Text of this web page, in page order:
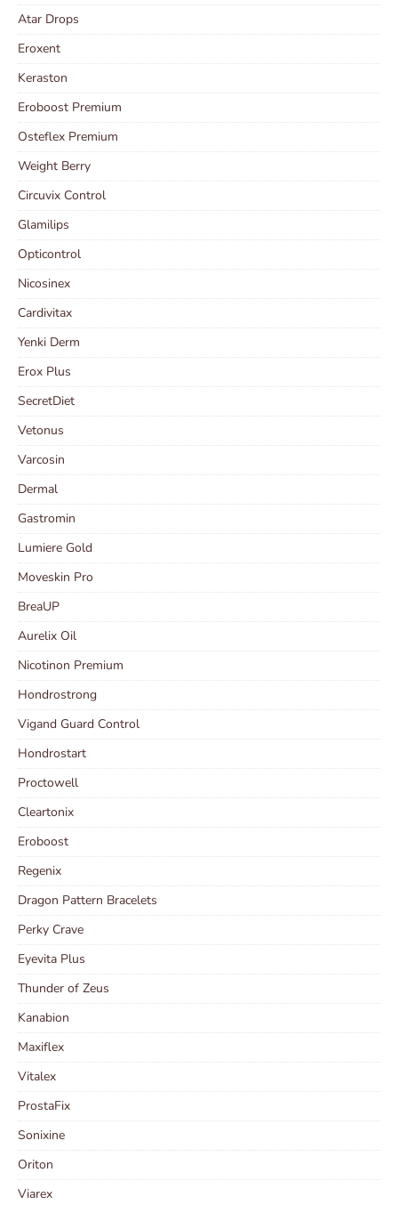
Atar Drops
Eroxent
Keraston
Eroboost Premium
Osteflex Premium
Weight Berry
Circuvix Control
Glamilips
Opticontrol
Nicosinex
Cardivitax
Yenki Derm
Erox Plus
SecretDiet
Vetonus
Varcosin
Dermal
Gastromin
Lumiere Gold
Moveskin Pro
BreaUP
Aurelix Oil
Nicotinon Premium
Hondrostrong
Vigand Guard Control
Hondrostart
Proctowell
Cleartonix
Eroboost
Regenix
Dragon Pattern Bracelets
Perky Crave
Eyevita Plus
Thunder of Zeus
Kanabion
Maxiflex
Vitalex
ProstaFix
Sonixine
Oriton
Viarex